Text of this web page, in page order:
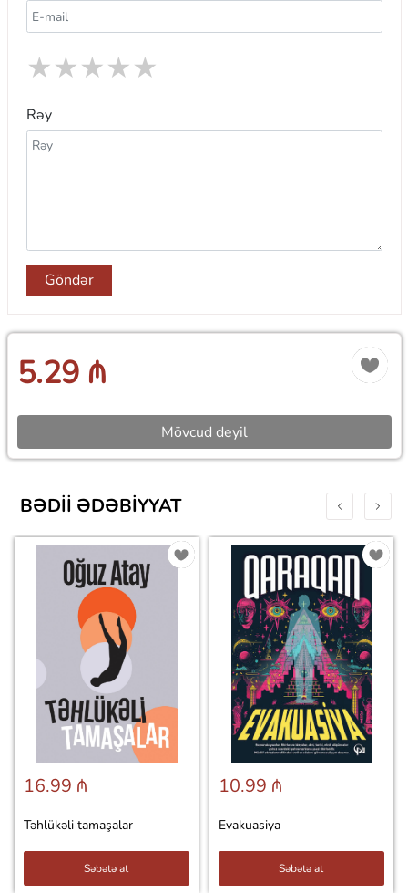
★
★
★
★
★
Rəy
Göndər
5.29 ₼
Mövcud deyil
BƏDII ƏDƏBIYYAT
16.99 ₼
Təhlükəli tamaşalar
Səbətə at
10.99 ₼
Evakuasiya
Səbətə at